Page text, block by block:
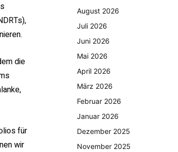
die
für
wir
August 2026
Juli 2026
Juni 2026
Mai 2026
April 2026
März 2026
Februar 2026
Januar 2026
Dezember 2025
November 2025